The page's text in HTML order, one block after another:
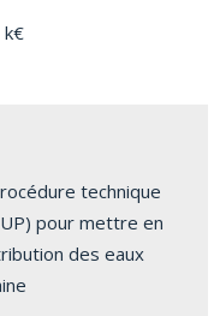
k€
technique
pour mettre en
des eaux